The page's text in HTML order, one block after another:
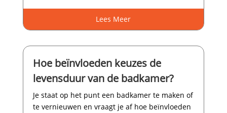
Lees Meer
Hoe beïnvloeden keuzes de
levensduur van de badkamer?
Je staat op het punt een badkamer te maken of
te vernieuwen en vraagt je af hoe beïnvloeden